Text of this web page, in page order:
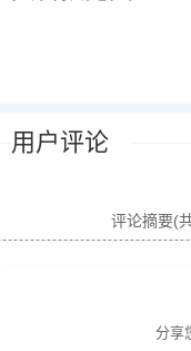
003_Codex里的skills
005_Codex记忆系统
006_Codex自动化任
008_Codex做视频，
009_别这样用Codex
用户评论
评论摘要(
分享